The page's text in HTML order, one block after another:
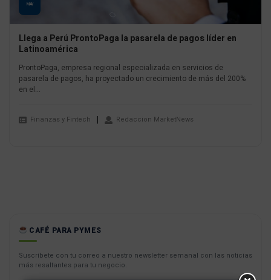
MAY
Llega a Perú ProntoPaga la pasarela de pagos líder en
Latinoamérica
ProntoPaga, empresa regional especializada en servicios de
pasarela de pagos, ha proyectado un crecimiento de más del 200%
en el...
Finanzas y Fintech Redaccion MarketNews
CAFÉ PARA PYMES
Suscríbete con tu correo a nuestro newsletter semanal con las noticias
más resaltantes para tu negocio.